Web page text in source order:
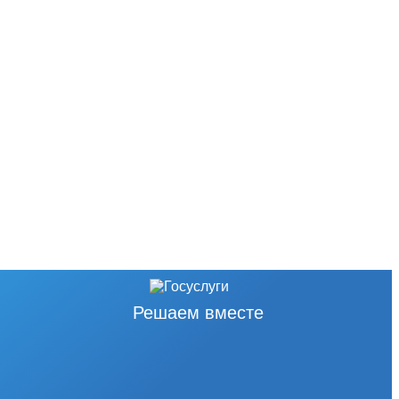
Решаем вместе